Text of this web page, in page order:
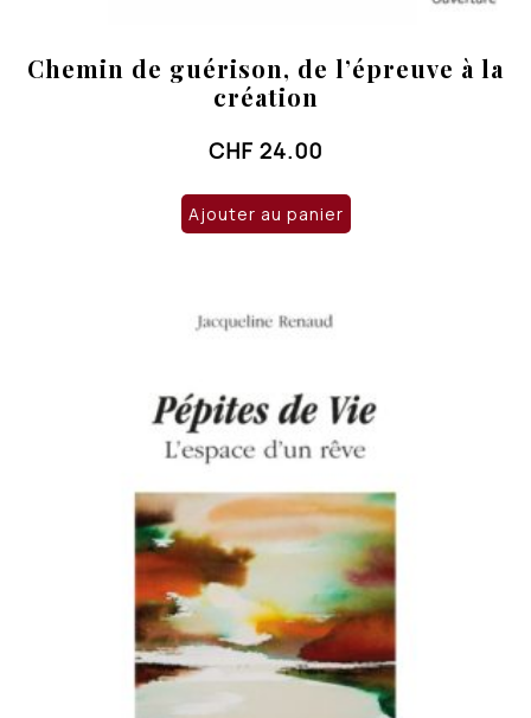
Chemin de guérison, de l’épreuve à la
création
CHF 24.00
Ajouter au panier